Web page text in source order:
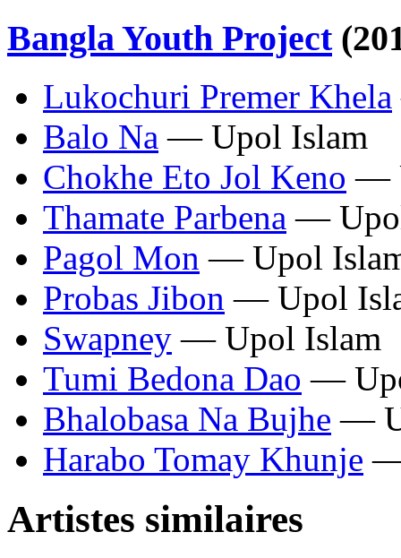
Bangla Youth Project
Lukochuri Premer Khela
Balo Na — Upol Islam
Chokhe Eto Jol Keno —
Thamate Parbena —
Pagol Mon — Upol
Probas Jibon — Upol
Swapney — Upol Islam
Tumi Bedona Dao —
Bhalobasa Na Bujhe —
Harabo Tomay Khunje —
Artistes similaires